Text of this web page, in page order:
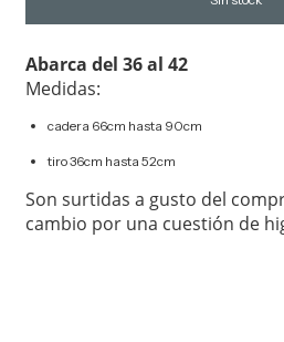
Abarca del 36 al 42
Medidas:
cadera 66cm hasta 90cm
tiro 36cm hasta 52cm
Son surtidas a gusto del
cambio por una cuestión de